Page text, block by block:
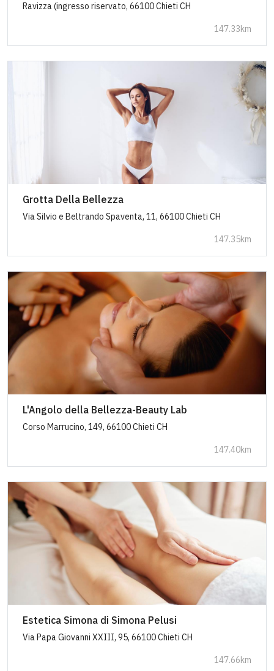
Ravizza (ingresso riservato, 66100 Chieti CH
147.33km
Grotta Della Bellezza
Via Silvio e Beltrando Spaventa, 11, 66100 Chieti CH
147.35km
L'Angolo della Bellezza-Beauty Lab
Corso Marrucino, 149, 66100 Chieti CH
147.40km
Estetica Simona di Simona Pelusi
Via Papa Giovanni XXIII, 95, 66100 Chieti CH
147.66km